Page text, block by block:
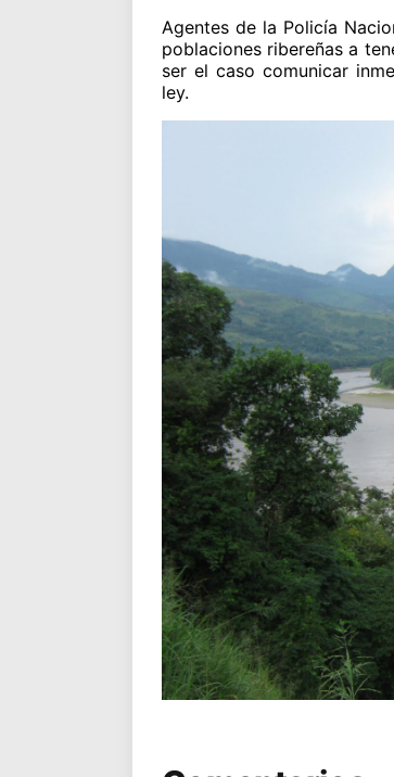
Agentes de la Policía
poblaciones ribereñas a
ser el caso comunicar
ley.